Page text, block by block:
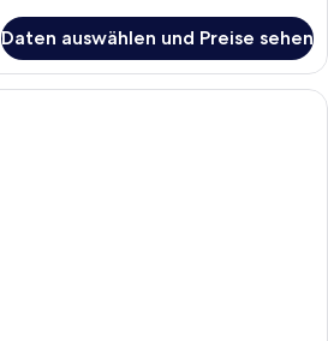
Daten auswählen und Preise sehen
Ein Hotelzimmer mit zwei Betten,